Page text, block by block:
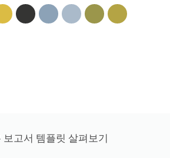
보고서 템플릿 살펴보기